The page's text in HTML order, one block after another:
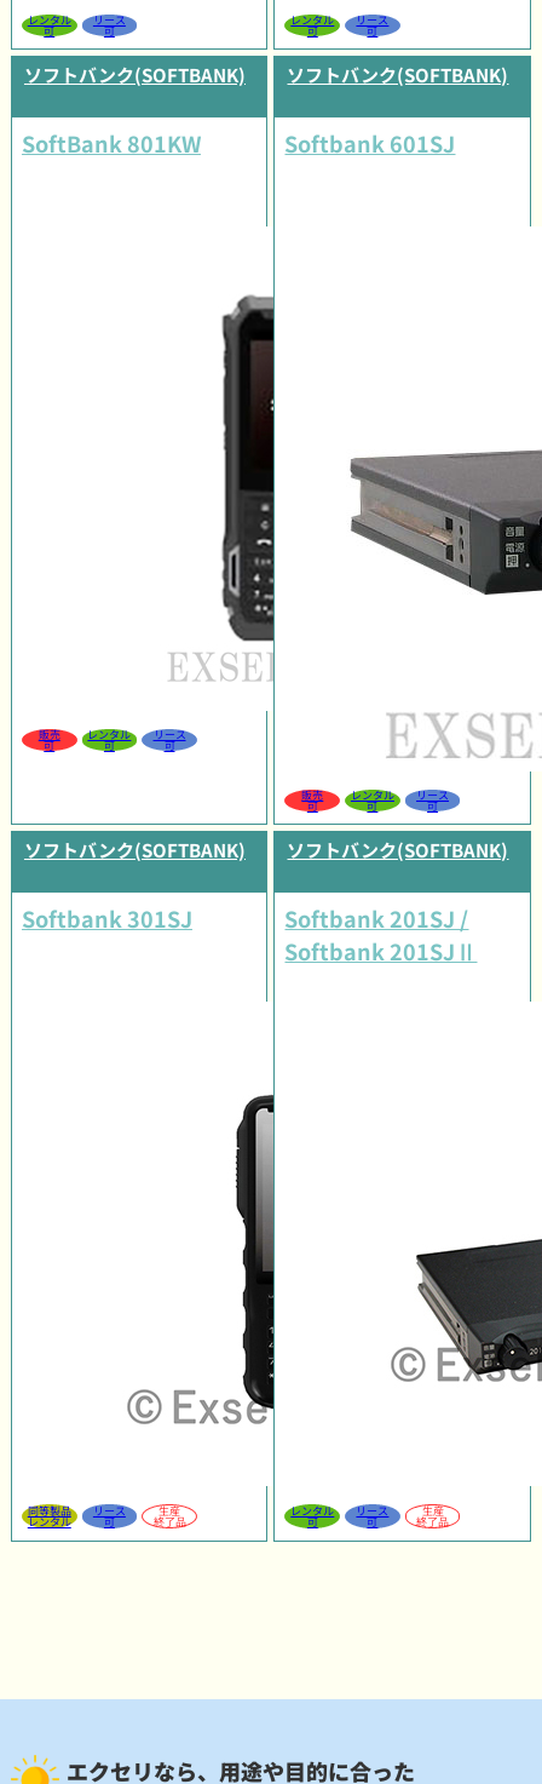
レンタル
可
リース
可
レンタル
可
リース
可
ソフトバンク(SOFTBANK)
SoftBank 801KW
販売
可
レンタル
可
リース
可
ソフトバンク(SOFTBANK)
Softbank 601SJ
販売
可
レンタル
可
リース
可
ソフトバンク(SOFTBANK)
Softbank 301SJ
同等製品
レンタル
リース
可
生産
終了品
ソフトバンク(SOFTBANK)
Softbank 201SJ /
Softbank 201SJⅡ
レンタル
可
リース
可
生産
終了品
エクセリなら、用途や目的に合った